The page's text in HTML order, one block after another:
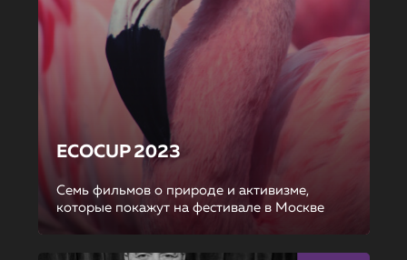
ECOCUP 2023
Семь фильмов о природе и активизме,
которые покажут на фестивале в Москве